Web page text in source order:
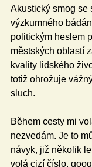
Akustický smog se
výzkumného
politickým heslem
městských oblastí
kvality lidského
totiž ohrožuje
sluch.
Během cesty mi
nezvedám. Je to
návyk, již několik
volá cizí číslo,